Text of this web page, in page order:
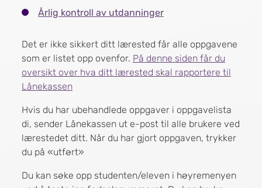
Årlig kontroll av utdanninger
Det er ikke sikkert ditt lærested får alle oppgavene
som er listet opp ovenfor. På denne siden får du
oversikt over hva ditt lærested skal rapportere til
Lånekassen
Hvis du har ubehandlede oppgaver i oppgavelista
di, sender Lånekassen ut e-post til alle brukere ved
lærestedet ditt. Når du har gjort oppgaven, trykker
du på «utført»
Du kan søke opp studenten/eleven i høyremenyen